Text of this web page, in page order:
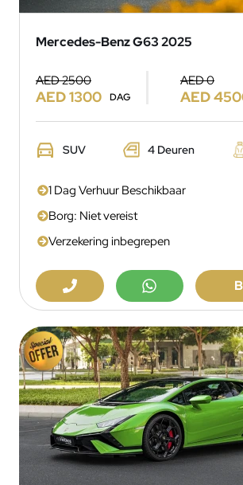
Mercedes-Benz G63 2025
AED 2500
AED 1300 DAG
AED 0
AED
SUV 4 Deuren
1 Dag Verhuur Beschikbaar
Borg: Niet vereist
Verzekering inbegrepen